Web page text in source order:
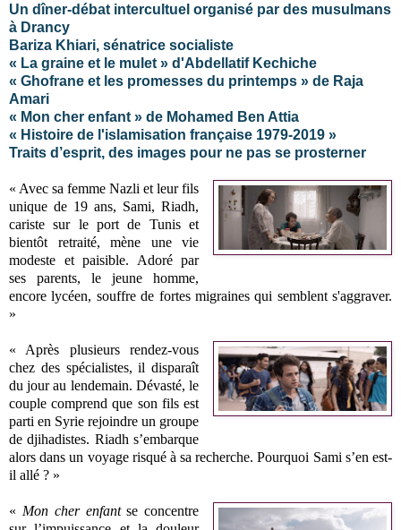
Un dîner-débat intercultuel organisé par des musulmans
à Drancy
Bariza Khiari, sénatrice socialiste
« La graine et le mulet » d'Abdellatif Kechiche
« Ghofrane et les promesses du printemps » de Raja
Amari
« Mon cher enfant » de Mohamed Ben Attia
« Histoire de l'islamisation française 1979-2019 »
Traits d’esprit, des images pour ne pas se prosterner
« Avec sa femme Nazli et leur fils
unique de 19 ans, Sami, Riadh,
cariste sur le port de Tunis et
bientôt retraité, mène une vie
modeste et paisible. Adoré par
ses parents, le jeune homme,
encore lycéen, souffre de fortes migraines qui semblent s'aggraver.
»
« Après plusieurs rendez-vous
chez des spécialistes, il disparaît
du jour au lendemain. Dévasté, le
couple comprend que son fils est
parti en Syrie rejoindre un groupe
de djihadistes. Riadh s’embarque
alors dans un voyage risqué à sa recherche. Pourquoi Sami s’en est-
il allé ? »
« Mon cher enfantse concentre